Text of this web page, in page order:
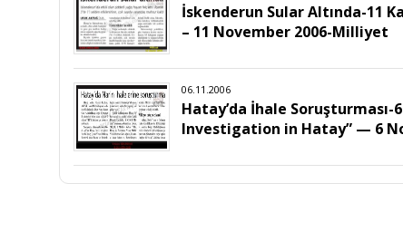
İskenderun Sular Altında-11
– 11 November 2006-Milliyet
06.11.2006
Hatay’da İhale
Investigation in Hatay” — 6